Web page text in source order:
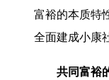
富裕的本质特
全面建成小康
共同富裕